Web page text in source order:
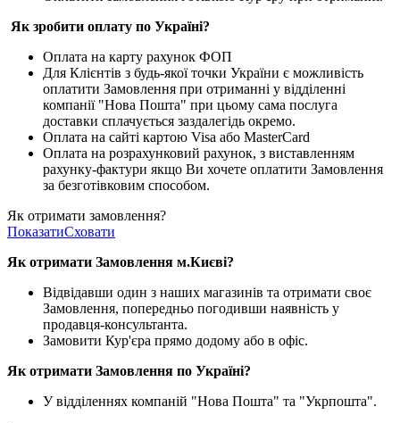
Як зробити оплату по Україні?
Оплата на карту рахунок ФОП
Для Клієнтів з будь-якої точки України є можливість
оплатити Замовлення при отриманні у відділенні
компанії "Нова Пошта" при цьому сама послуга
доставки сплачується заздалегідь окремо.
Оплата на сайті картою Visa або MasterCard
Оплата на розрахунковий рахунок, з виставленням
рахунку-фактури якщо Ви хочете оплатити Замовлення
за безготівковим способом.
Як отримати замовлення?
ПоказатиСховати
Як отримати Замовлення м.Києві?
Відвідавши один з наших магазинів та отримати своє
Замовлення, попередньо погодивши наявність у
продавця-консультанта.
Замовити Кур'єра прямо додому або в офіс.
Як отримати Замовлення по Україні?
У відділеннях компаній "Нова Пошта" та "Укрпошта".